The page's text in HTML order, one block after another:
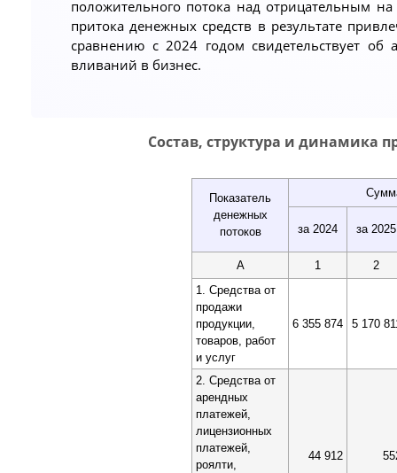
положительного потока над отрицательным
притока денежных средств в результате
сравнению с 2024 годом свидетельствует
вливаний в бизнес.
Состав, структура и динамика
Показатель
денежных
потоков
за 2024 за 2025
А 1
2
1. Средства от
продажи
продукции,
товаров, работ
и услуг
6 355 874 5 170
2. Средства от
арендных
платежей,
лицензионных
платежей,
роялти,
44 912